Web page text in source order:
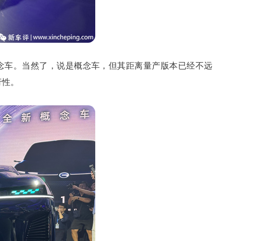
。当然了，说是概念车，但其距离量产版本已经不远
。